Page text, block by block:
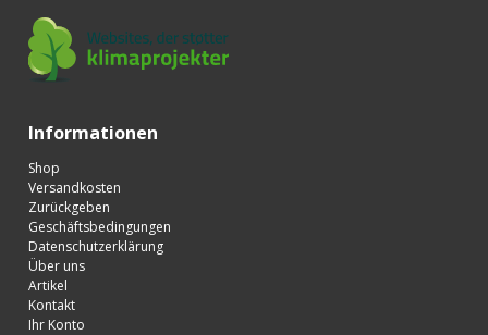
Informationen
Shop
Versandkosten
Zurückgeben
Geschäftsbedingungen
Datenschutzerklärung
Über uns
Artikel
Kontakt
Ihr Konto